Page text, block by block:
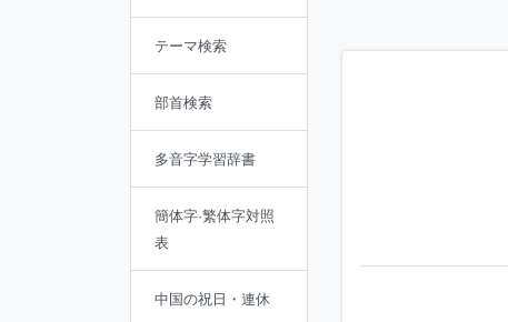
テーマ検索
部首検索
多音字学習辞書
簡体字·繁体字対照
表
中国の祝日・連休